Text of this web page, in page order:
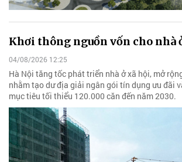
Khơi thông nguồn vốn cho nhà
04/08/2026 12:25
Hà Nội tăng tốc phát triển nhà ở xã hội, mở
nhằm tạo dư địa giải ngân gói tín dụng ưu đãi
mục tiêu tối thiểu 120.000 căn đến năm 2030.